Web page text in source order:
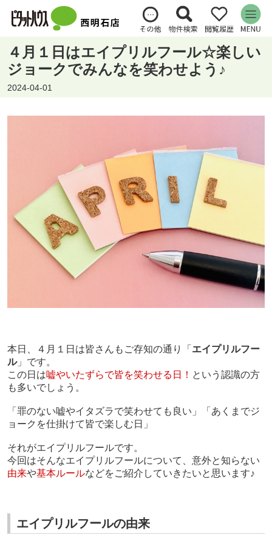
４月１日はエイプリルフール☆楽しい
ジョークでみんなを笑わせよう♪
2024-04-01
本日、４月１日は皆さんもご存知の通り「 エイプリルフー
ル」です。
この日は嘘やいたずらで皆を笑わせる日！ という認識の方
も多いでしょう。
「罪のない嘘やイタズラで笑わせても良い」「あくまでジ
ョークを仕掛けて皆で楽しむ日」
それがエイプリルフールです。
今回はそんなエイプリルフールについて、意外と知らない
由来や基本ルールなどをご紹介していきたいと思います♪
エイプリルフールの由来